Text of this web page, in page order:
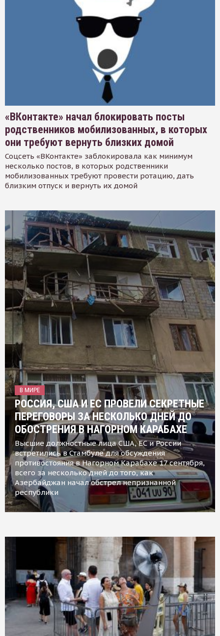
«ВКонтакте» начал блокировать посты
родственников мобилизованных, в которых
они требуют вернуть близких домой
Соцсеть «ВКонтакте» заблокировала как минимум
несколько постов, в которых родственники
мобилизованных требуют провести ротацию, дать
близким отпуск и вернуть их домой
В МИРЕ
РОССИЯ, США И ЕС ПРОВЕЛИ СЕКРЕТНЫЕ
ПЕРЕГОВОРЫ ЗА НЕСКОЛЬКО ДНЕЙ ДО
ОБОСТРЕНИЯ В НАГОРНОМ КАРАБАХЕ
Высшие должностные лица США, ЕС и России
встретились в Стамбуле для обсуждения
противостояния в Нагорном Карабахе 17 сентября,
всего за несколько дней до того, как
Азербайджан начал обстрел непризнанной
республики